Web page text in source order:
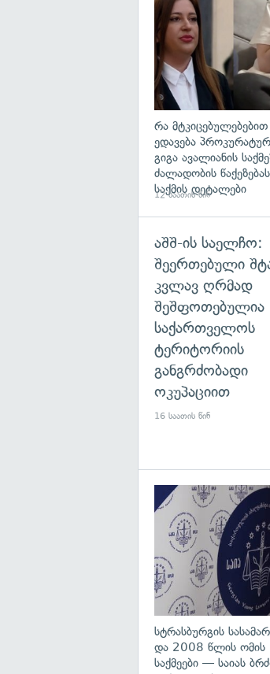
რა მტკიცებულებებით
ედავება
გიგა ავალიანის
ძალადობის
საქმის დეტალები
12 საათის წინ
აშშ-ის საელჩო:
შეერთებული
კვლავ ღრმად
შეშფოთებულია
საქართველოს
ტერიტორიის
განგრძობადი
ოკუპაციით
16 საათის წინ
სტრასბურგის
და 2008 წლის ომის
საქმეები — საიას